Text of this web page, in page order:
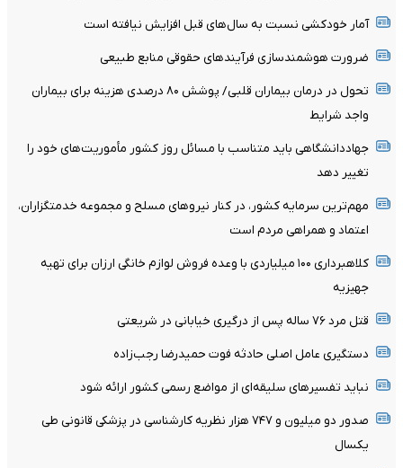
آمار خودکشی نسبت به سال‌های قبل افزایش نیافته است
ضرورت هوشمندسازی فرآیندهای حقوقی منابع طبیعی
تحول در درمان بیماران قلبی/ پوشش ۸۰ درصدی هزینه برای بیماران
واجد شرایط
جهاددانشگاهی باید متناسب با مسائل روز کشور مأموریت‌های خود را
تغییر دهد
مهم‌ترین سرمایه کشور، در کنار نیروهای مسلح و مجموعه خدمتگزاران،
اعتماد و همراهی مردم است
کلاهبرداری ۱۰۰ میلیاردی با وعده فروش لوازم خانگی ارزان برای تهیه
جهیزیه
قتل مرد ۷۶ ساله پس از درگیری خیابانی در شریعتی
دستگیری عامل اصلی حادثه فوت حمیدرضا رجب‌زاده
نباید تفسیرهای سلیقه‌ای از مواضع رسمی کشور ارائه شود
صدور دو میلیون و ۷۴۷ هزار نظریه کارشناسی در پزشکی قانونی طی
یکسال